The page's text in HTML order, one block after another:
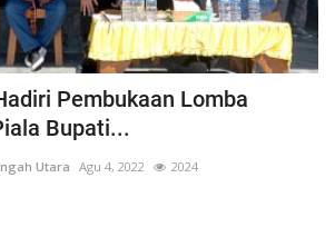
Pembukaan Lomba
Bupati...
Utara Agu 4, 2022 2024